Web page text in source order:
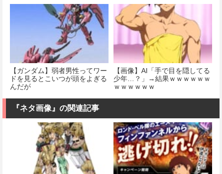
【ガンダム】弱者男性ってワー
ドを見るとこいつが頭をよぎる
んだが
【画像】AI「手で目を隠してる
少年…？」→結果ｗｗｗｗｗｗ
ｗｗｗｗｗｗ
『ネタ画像』の関連記事